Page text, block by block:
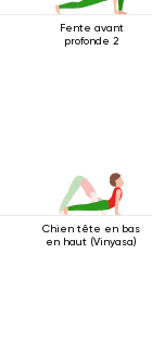
Fente avant
profonde 2
Chien tête en bas
en haut (Vinyasa)